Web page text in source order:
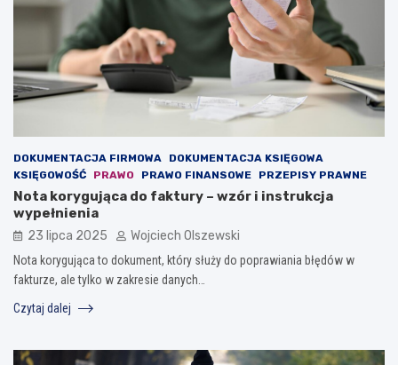
DOKUMENTACJA FIRMOWA
DOKUMENTACJA KSIĘGOWA
KSIĘGOWOŚĆ
PRAWO PRAWO FINANSOWE PRZEPISY PRAWNE
Nota korygująca do faktury – wzór i instrukcja
wypełnienia
23 lipca 2025 Wojciech Olszewski
Nota korygująca to dokument, który służy do poprawiania błędów w
fakturze, ale tylko w zakresie danych…
Czytaj dalej